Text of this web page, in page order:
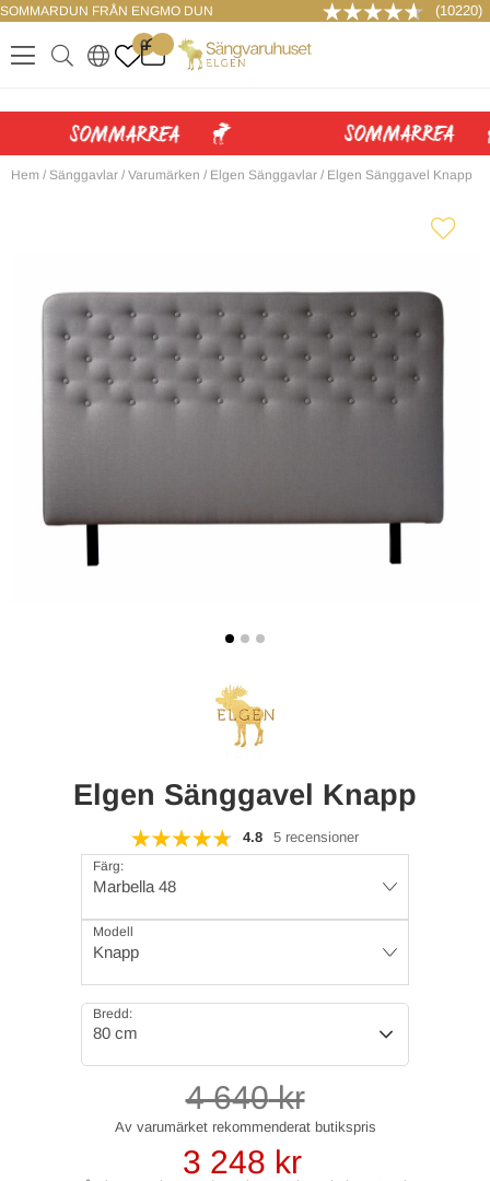
SOMMARDUN FRÅN ENGMO DUN (10220)
.
0
. ..
LOGGA IN
Hem / Sänggavlar / Varumärken / Elgen Sänggavlar / Elgen Sänggavel Knapp
Elgen Sänggavel Knapp
4.8 5 recensioner
Färg:
Marbella 48
Modell
Knapp
Bredd:
80 cm
4 640kr
3 248 kr